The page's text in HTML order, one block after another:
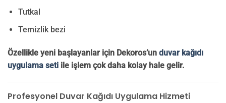
Tutkal
Temizlik bezi
Özellikle yeni başlayanlar için Dekoros’un duvar kağıdı
uygulama seti ile işlem çok daha kolay hale gelir.
Profesyonel Duvar Kağıdı Uygulama Hizmeti